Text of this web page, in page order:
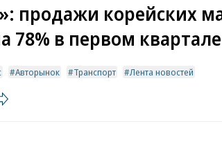
продажи корейских
78% в первом квартале
Авторынок Транспорт Лента новостей